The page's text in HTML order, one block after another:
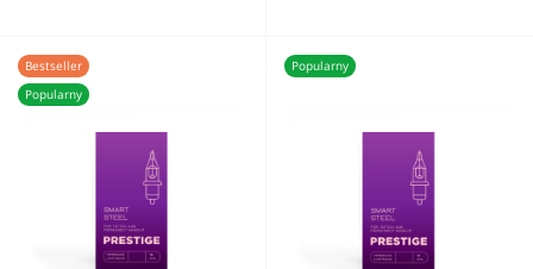
Bestseller
Popularny
Popularny